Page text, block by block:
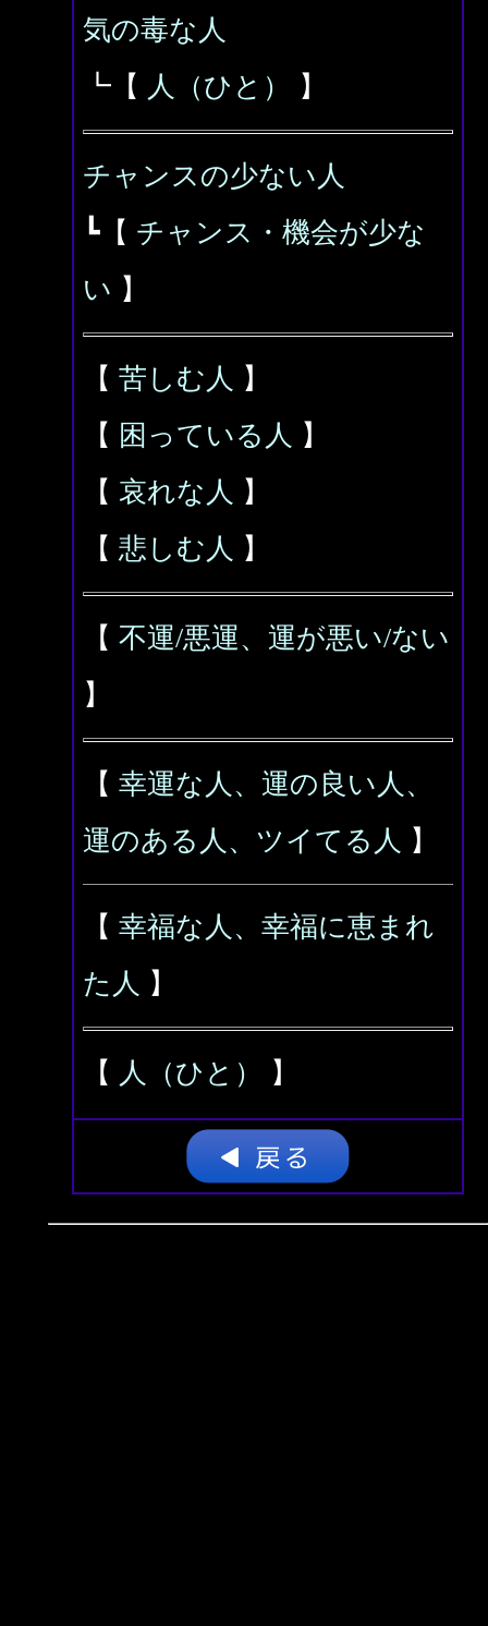
気の毒な人
┗【 人（ひと） 】
チャンスの少ない人
┗【 チャンス・機会が少な
い 】
【 苦しむ人 】
【 困っている人 】
【 哀れな人 】
【 悲しむ人 】
【 不運/悪運、運が悪い/ない
】
【 幸運な人、運の良い人、
運のある人、ツイてる人 】
【 幸福な人、幸福に恵まれ
た人 】
【 人（ひと） 】